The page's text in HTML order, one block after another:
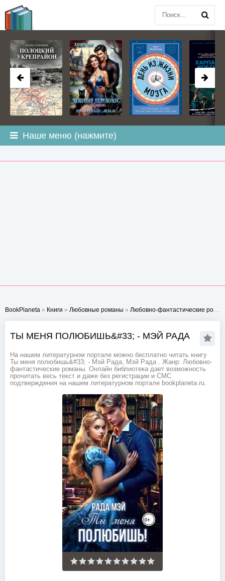
Наше меню (нажмите)
BookPlaneta » Книги » Любовные романы » Любовно-фантастические романы
ТЫ МЕНЯ ПОЛЮБИШЬ&#33; - МЭЙ РАДА
На нашем литературном портале можно бесплатно читать книгу
Ты меня полюбишь&#33; - Мэй Рада, Мэй Рада . Жанр: Любовно-
фантастические романы. Онлайн библиотека дает возможность
прочитать весь текст и даже без регистрации и СМС
подтверждения на нашем литературном портале bookplaneta.ru.
BOOKPLANETA.COM